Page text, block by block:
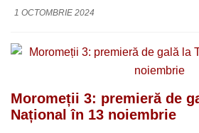
1 OCTOMBRIE 2024
Moromeții 3: premieră de
Național în 13 noiembrie